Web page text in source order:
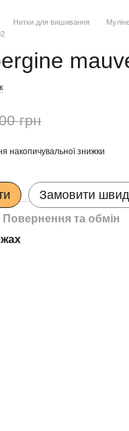
Нитки для вишивання
грн
накопичувальної знижки
Замовити
Повернення та обмін